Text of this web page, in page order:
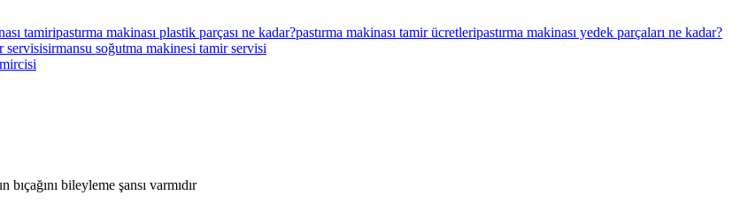
tamiripastırma makinası plastik parçası ne kadar?pastırma makinası tamir ücretleripastırma makinası yedek parçaları ne kadar?
servisisirmansu soğutma makinesi tamir servisi
bileyleme şansı varmıdır